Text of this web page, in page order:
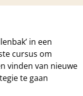
in een
cursus om
vinden van nieuwe
te gaan